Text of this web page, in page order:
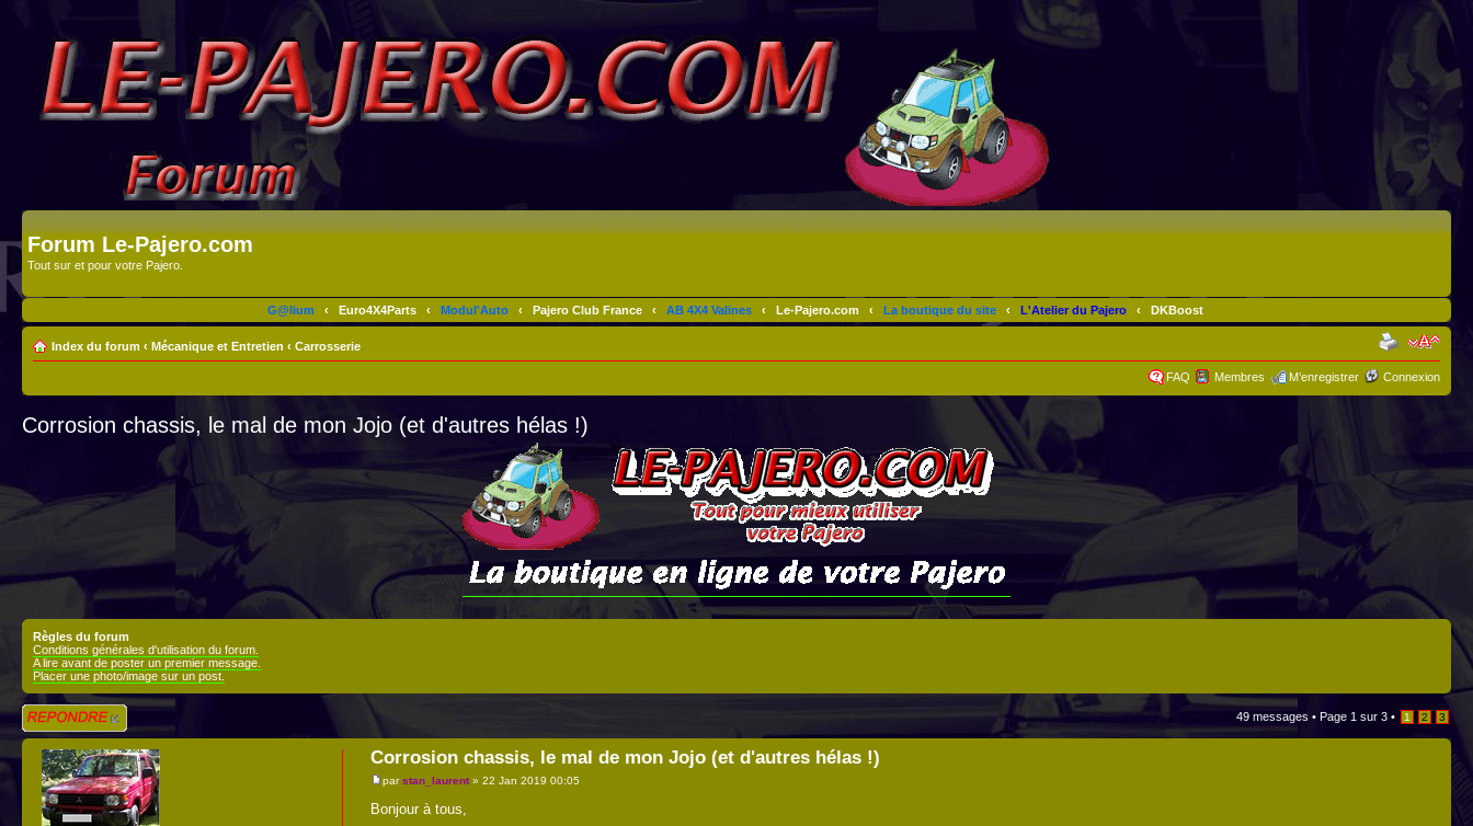
Forum Le-Pajero.com
Tout sur et pour votre Pajero.
G@lium ‹ Euro4X4Parts ‹ Modul'Auto ‹ Pajero Club France ‹ AB 4X4 Valines ‹ Le-Pajero.com ‹ La boutique du site ‹ L'Atelier du Pajero ‹ DKBoost
Index du forum ‹ Mécanique et Entretien ‹ Carrosserie
FAQ Membres M’enregistrer Connexion
Corrosion chassis, le mal de mon Jojo (et d'autres hélas !)
Règles du forum
Conditions générales d'utilisation du forum.
A lire avant de poster un premier message.
Placer une photo/image sur un post.
Répondre 49 messages • Page 1 sur 3 • 1 2 3
Corrosion chassis, le mal de mon Jojo (et d'autres hélas !)
parstan_laurent » 22 Jan 2019 00:05
Bonjour à tous,